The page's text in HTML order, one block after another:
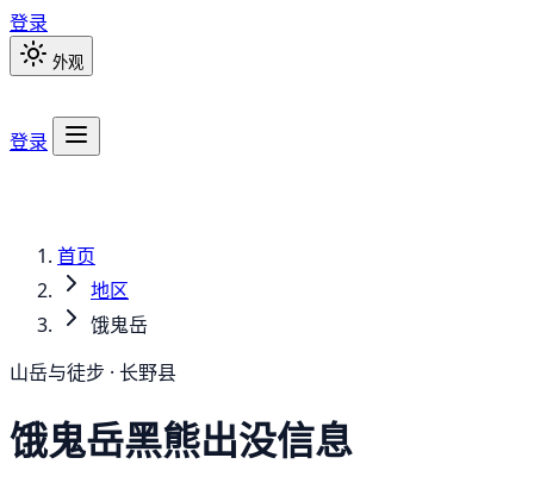
登录
外观
登录
首页
地区
饿鬼岳
山岳与徒步 · 长野县
饿鬼岳黑熊出没信息